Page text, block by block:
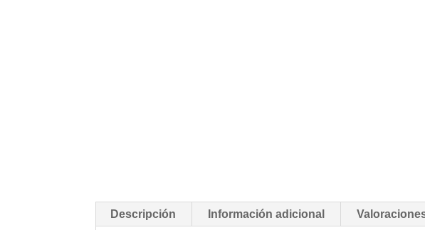
Descripción Información adicional